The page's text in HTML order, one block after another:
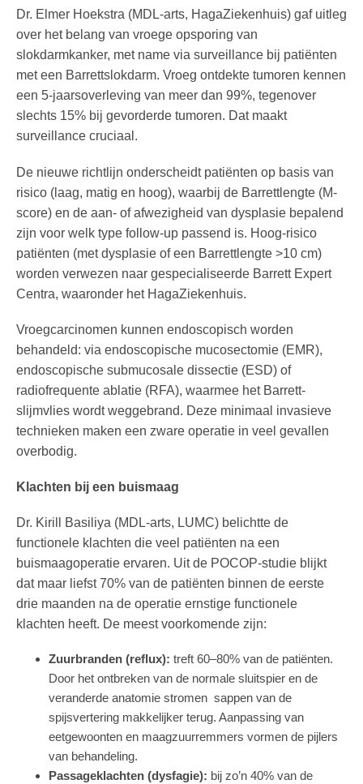
Dr. Elmer Hoekstra (MDL-arts, HagaZiekenhuis) gaf uitleg
over het belang van vroege opsporing van
slokdarmkanker, met name via surveillance bij patiënten
met een Barrettslokdarm. Vroeg ontdekte tumoren kennen
een 5-jaarsoverleving van meer dan 99%, tegenover
slechts 15% bij gevorderde tumoren. Dat maakt
surveillance cruciaal.
De nieuwe richtlijn onderscheidt patiënten op basis van
risico (laag, matig en hoog), waarbij de Barrettlengte (M-
score) en de aan- of afwezigheid van dysplasie bepalend
zijn voor welk type follow-up passend is. Hoog-risico
patiënten (met dysplasie of een Barrettlengte >10 cm)
worden verwezen naar gespecialiseerde Barrett Expert
Centra, waaronder het HagaZiekenhuis.
Vroegcarcinomen kunnen endoscopisch worden
behandeld: via endoscopische mucosectomie (EMR),
endoscopische submucosale dissectie (ESD) of
radiofrequente ablatie (RFA), waarmee het Barrett-
slijmvlies wordt weggebrand. Deze minimaal invasieve
technieken maken een zware operatie in veel gevallen
overbodig.
Klachten bij een buismaag
Dr. Kirill Basiliya (MDL-arts, LUMC) belichtte de
functionele klachten die veel patiënten na een
buismaagoperatie ervaren. Uit de POCOP-studie blijkt
dat maar liefst 70% van de patiënten binnen de eerste
drie maanden na de operatie ernstige functionele
klachten heeft. De meest voorkomende zijn:
Zuurbranden (reflux): treft 60–80% van de patiënten.
Door het ontbreken van de normale sluitspier en de
veranderde anatomie stromen sappen van de
spijsvertering makkelijker terug. Aanpassing van
eetgewoonten en maagzuurremmers vormen de pijlers
van behandeling.
Passageklachten (dysfagie): bij zo’n 40% van de